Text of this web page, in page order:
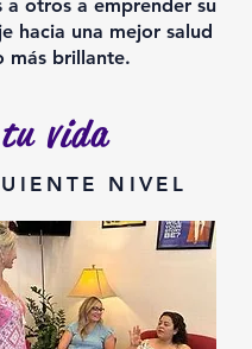
a otros a emprender su
hacia una mejor salud
más brillante.
vida
NIVEL